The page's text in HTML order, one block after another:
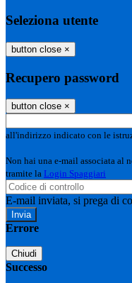
Seleziona utente
button close ×
Recupero password
button close ×
all'indirizzo indicato con le
Non hai una e-mail associata al
tramite la Login Spaggiari
E-mail inviata, si prega di
Errore
Chiudi
Successo